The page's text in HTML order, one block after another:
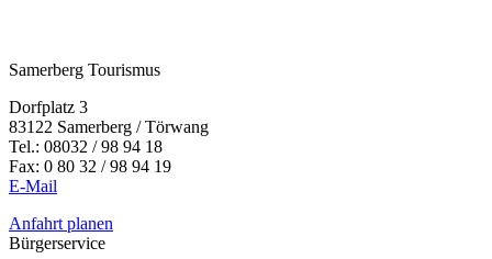
Samerberg Tourismus
Dorfplatz 3
83122 Samerberg / Törwang
Tel.: 08032 / 98 94 18
Fax: 0 80 32 / 98 94 19
E-Mail
Anfahrt planen
Bürgerservice